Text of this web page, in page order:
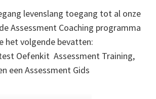
levenslang toegang tot al onze
Assessment Coaching programma
het volgende bevatten:
Oefenkit Assessment Training,
een Assessment Gids